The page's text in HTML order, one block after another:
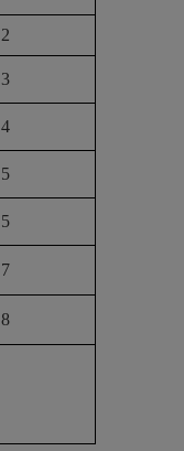
2
3
4
5
5
7
8